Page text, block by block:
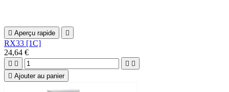
 Aperçu rapide 
RX33 [1C]
24,64 €
   
 Ajouter au panier